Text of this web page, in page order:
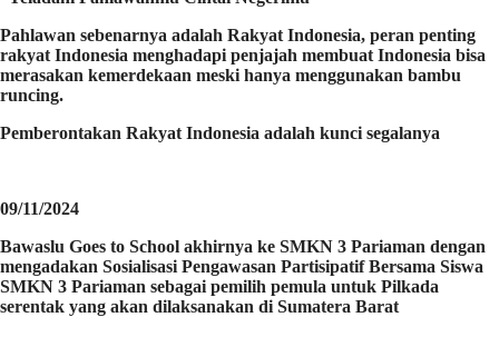
Pahlawan sebenarnya adalah Rakyat Indonesia, peran penting
rakyat Indonesia menghadapi penjajah membuat Indonesia bisa
merasakan kemerdekaan meski hanya menggunakan bambu
runcing.
Pemberontakan Rakyat Indonesia adalah kunci segalanya
09/11/2024
Bawaslu Goes to School akhirnya ke SMKN 3 Pariaman dengan
mengadakan Sosialisasi Pengawasan Partisipatif Bersama Siswa
SMKN 3 Pariaman sebagai pemilih pemula untuk Pilkada
serentak yang akan dilaksanakan di Sumatera Barat